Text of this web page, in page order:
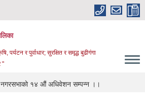
पर्यटन र पुर्वाधार; सुरक्षित र समृद्ध बुढीगंगा
"
नगरसभाको १४ औं अधिवेशन सम्पन्न ।।